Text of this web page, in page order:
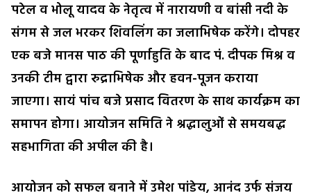
पटेल व भोलू यादव के नेतृत्व में नारायणी व बांसी नदी के
संगम से जल भरकर शिवलिंग का जलाभिषेक करेंगे। दोपहर
एक बजे मानस पाठ की पूर्णाहुति के बाद पं. दीपक मिश्र व
उनकी टीम द्वारा रुद्राभिषेक और हवन-पूजन कराया
जाएगा। सायं पांच बजे प्रसाद वितरण के साथ कार्यक्रम का
समापन होगा। आयोजन समिति ने श्रद्धालुओं से समयबद्ध
सहभागिता की अपील की है।
आयोजन को सफल बनाने में उमेश पांडेय, आनंद उर्फ संजय